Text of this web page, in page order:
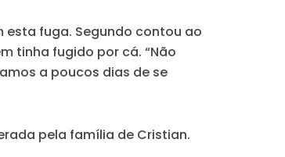
esta fuga. Segundo contou ao
tinha fugido por cá. “Não
a poucos dias de se
pela família de Cristian.